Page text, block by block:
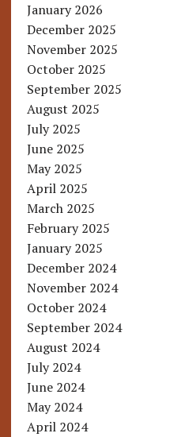
January 2026
December 2025
November 2025
October 2025
September 2025
August 2025
July 2025
June 2025
May 2025
April 2025
March 2025
February 2025
January 2025
December 2024
November 2024
October 2024
September 2024
August 2024
July 2024
June 2024
May 2024
April 2024